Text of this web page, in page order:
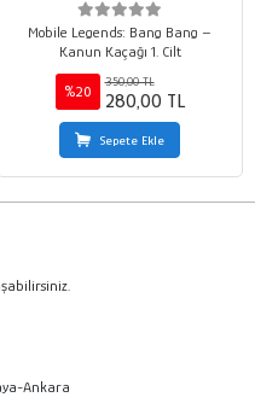
Mobile Legends: Bang Bang –
Kanun Kaçağı 1. Cilt
%20
350,00 TL
280,00 TL
Sepete Ekle
Ankara